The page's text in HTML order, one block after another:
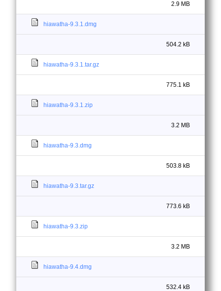
2.9 MB
hiawatha-9.3.1.dmg
504.2 kB
hiawatha-9.3.1.tar.gz
775.1 kB
hiawatha-9.3.1.zip
3.2 MB
hiawatha-9.3.dmg
503.8 kB
hiawatha-9.3.tar.gz
773.6 kB
hiawatha-9.3.zip
3.2 MB
hiawatha-9.4.dmg
532.4 kB